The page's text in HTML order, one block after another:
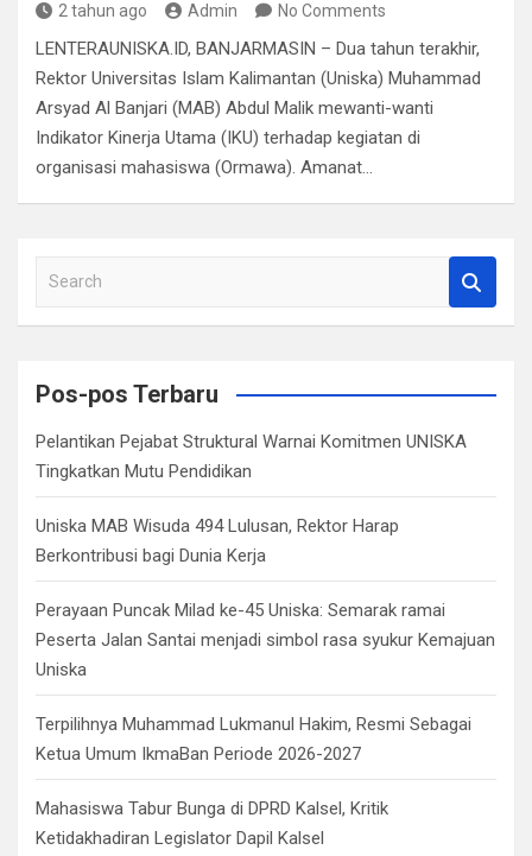
2 tahun ago Admin No Comments
LENTERAUNISKA.ID, BANJARMASIN – Dua tahun terakhir,
Rektor Universitas Islam Kalimantan (Uniska) Muhammad
Arsyad Al Banjari (MAB) Abdul Malik mewanti-wanti
Indikator Kinerja Utama (IKU) terhadap kegiatan di
organisasi mahasiswa (Ormawa). Amanat…
a
c
Pos-pos Terbaru
Pelantikan Pejabat Struktural Warnai Komitmen UNISKA
Tingkatkan Mutu Pendidikan
Uniska MAB Wisuda 494 Lulusan, Rektor Harap
Berkontribusi bagi Dunia Kerja
Perayaan Puncak Milad ke-45 Uniska: Semarak ramai
Peserta Jalan Santai menjadi simbol rasa syukur Kemajuan
Uniska
Terpilihnya Muhammad Lukmanul Hakim, Resmi Sebagai
Ketua Umum IkmaBan Periode 2026-2027
Mahasiswa Tabur Bunga di DPRD Kalsel, Kritik
Ketidakhadiran Legislator Dapil Kalsel